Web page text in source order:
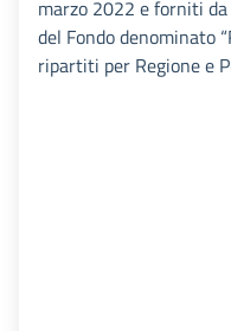
marzo 2022 e forniti
del Fondo denominato
ripartiti per Regione e